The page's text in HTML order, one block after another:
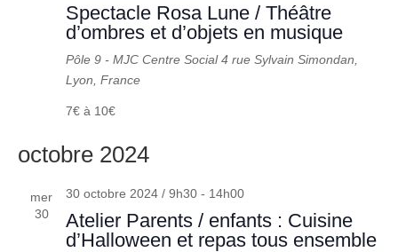
Spectacle Rosa Lune / Théâtre
d’ombres et d’objets en musique
Pôle 9 - MJC Centre Social4 rue Sylvain Simondan,
Lyon, France
7€ à 10€
octobre 2024
mer
30
30 octobre 2024 / 9h30- 14h00
Atelier Parents / enfants : Cuisine
d’Halloween et repas tous ensemble